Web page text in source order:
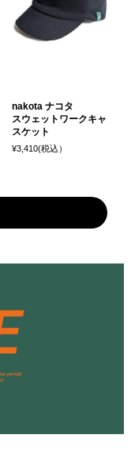
nakota ナコタ
スウェットワークキャ
スケット
¥3,410(税込）